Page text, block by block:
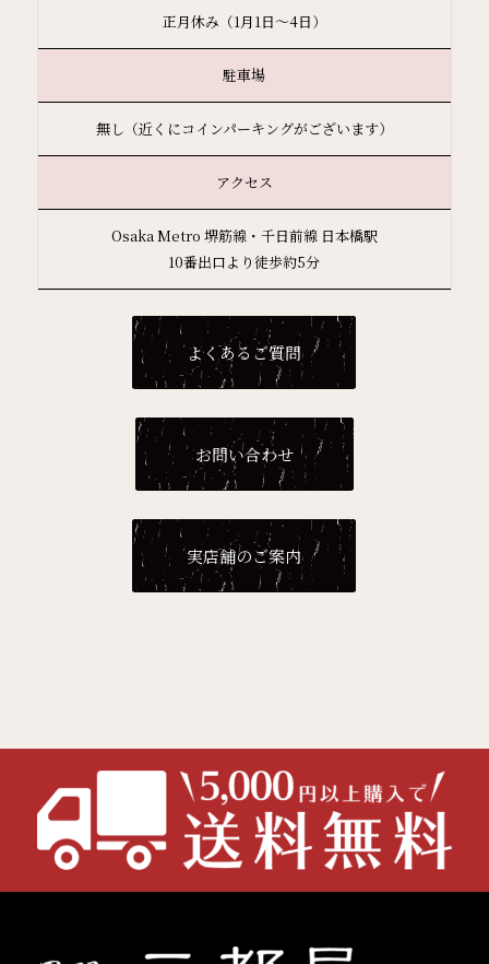
正月休み（1月1日～4日）
駐車場
無し（近くにコインパーキングがございます）
アクセス
Osaka Metro 堺筋線・千日前線 日本橋駅
10番出口より徒歩約5分
よくあるご質問
お問い合わせ
実店舗のご案内